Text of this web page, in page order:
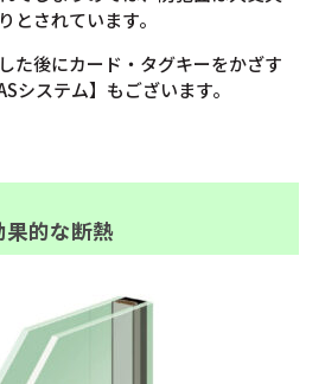
とされています。
た後にカード・タグキーをかざす
システム】もございます。
果的な断熱